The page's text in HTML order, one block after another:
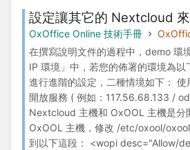
設定讓其它的 Nextcloud
OxOffice Online 技術手冊
在撰寫說明文件的過程中，demo 環
IP 環境」中，若您的佈署的環境為
進行進階的設定，二種情境如下：
開放服務 ( 例如：117.56.68.133 /
Nextcloud 主機和 OxOOL 主機是分
OxOOL 主機，修改 /etc/oxool/
到以下這段： <wopi desc="Allow/